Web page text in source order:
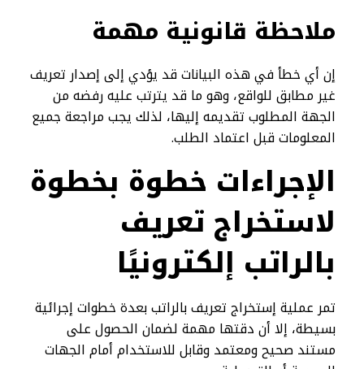
ملاحظة قانونية مهمة
إن أي خطأ في هذه البيانات قد يؤدي إلى إصدار تعريف
غير مطابق للواقع، وهو ما قد يترتب عليه رفضه من
الجهة المطلوب تقديمه إليها، لذلك يجب مراجعة جميع
المعلومات قبل اعتماد الطلب.
الإجراءات خطوة بخطوة
لاستخراج تعريف
بالراتب إلكترونيًا
تمر عملية إستخراج تعريف بالراتب بعدة خطوات إجرائية
بسيطة، إلا أن دقتها مهمة لضمان الحصول على
مستند صحيح ومعتمد وقابل للاستخدام أمام الجهات